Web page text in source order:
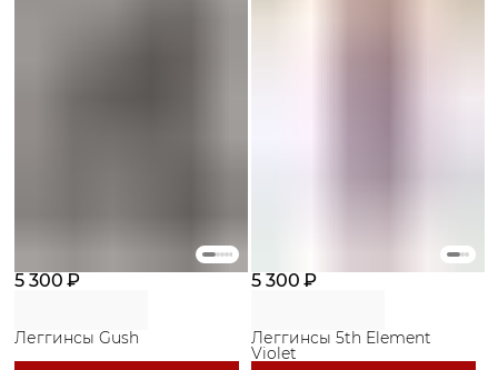
5 300 ₽
Леггинсы Gush
5 300 ₽
Леггинсы 5th Element
Violet